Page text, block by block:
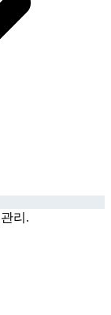
리.